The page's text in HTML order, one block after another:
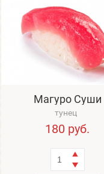
Магуро Суши
тунец
180 руб.